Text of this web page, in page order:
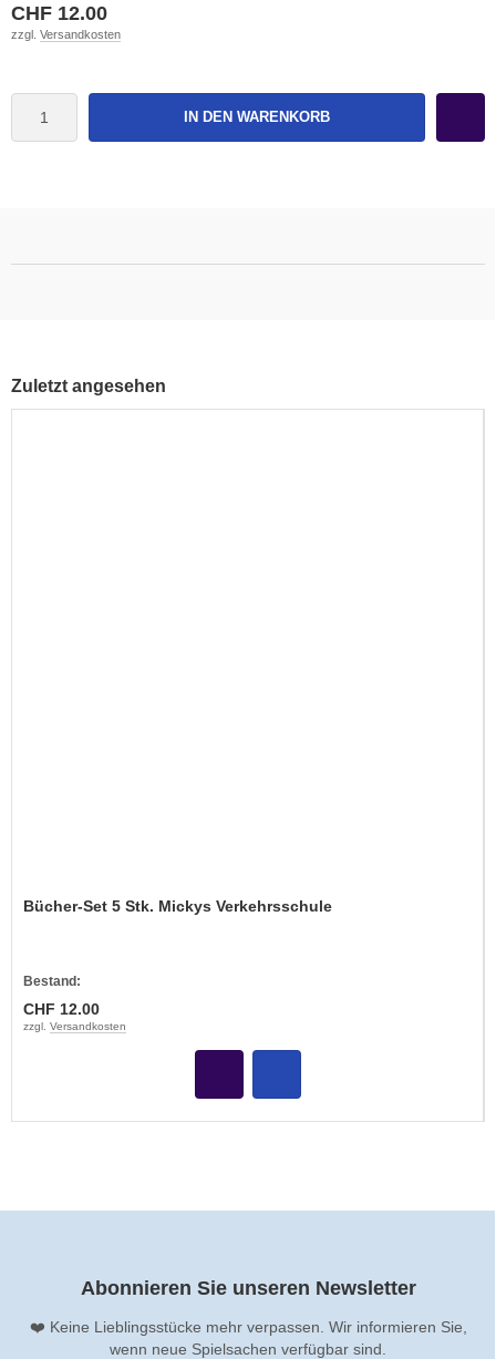
CHF 12.00
zzgl. Versandkosten
IN DEN WARENKORB
Zuletzt angesehen
Bücher-Set 5 Stk. Mickys Verkehrsschule
Bestand:
CHF 12.00
zzgl. Versandkosten
Abonnieren Sie unseren Newsletter
❤️ Keine Lieblingsstücke mehr verpassen. Wir informieren Sie,
wenn neue Spielsachen verfügbar sind.